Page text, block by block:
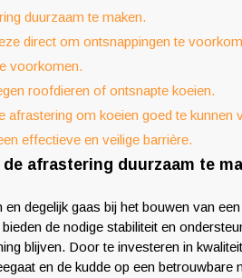
duurzaam te maken.
direct om ontsnappingen te
voorkomen.
roofdieren of ontsnapte koeien.
om koeien goed te kunnen
effectieve en veilige barrière.
afrastering duurzaam te
degelijk gaas bij het bouwen van
de nodige stabiliteit en
blijven. Door te investeren in
en de kudde op een betrouwbare